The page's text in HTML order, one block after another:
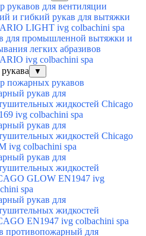
рукавов для вентиляции
и гибкий рукав для вытяжки
LIGHT ivg colbachini spa
для промышленной вытяжки и
легких абразивов
ivg colbachini spa
▼
пожарных рукавов
рукав для
жидкостей Chicago
ivg colbachini spa
рукав для
жидкостей Chicago
ivg colbachini spa
рукав для
жидкостей
GLOW EN1947 ivg
spa
рукав для
жидкостей
EN1947 ivg colbachini spa
противопожарный для